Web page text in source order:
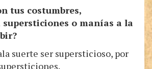
tus costumbres,
supersticiones o manías a la
suerte ser supersticioso, por